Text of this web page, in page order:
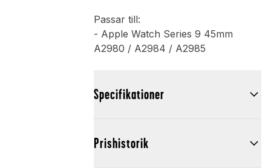
Passar till:
- Apple Watch Series 9 45mm
A2980 / A2984 / A2985
Specifikationer
Prishistorik